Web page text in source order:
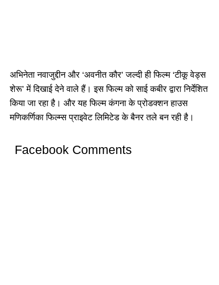
अभिनेता नवाजुद्दीन और ‘अवनीत कौर’ जल्दी ही फिल्म ‘टीकू वेड्स
शेरू’ में दिखाई देने वाले हैं। इस फिल्म को साई कबीर द्वारा निर्देशित
किया जा रहा है। और यह फिल्म कंगना के प्रोडक्शन हाउस
मणिकर्णिका फिल्म्स प्राइवेट लिमिटेड के बैनर तले बन रही है।
Facebook Comments